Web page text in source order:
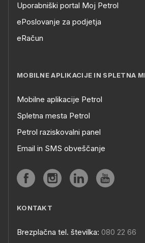
Uporabniški portal Moj Petrol
ePoslovanje za podjetja
eRačun
MOBILNE APLIKACIJE IN SPLETNA
Mobilne aplikacije Petrol
Spletna mesta Petrol
Petrol raziskovalni panel
Email in SMS obveščanje
KONTAKT
Brezplačna tel. številka: 080 22 66